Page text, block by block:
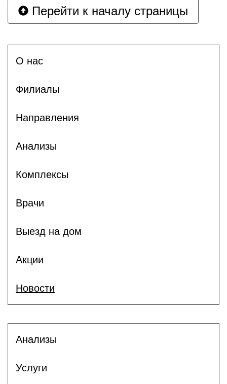
Перейти к началу страницы
О нас
Филиалы
Направления
Анализы
Комплексы
Врачи
Выезд на дом
Акции
Новости
Анализы
Услуги